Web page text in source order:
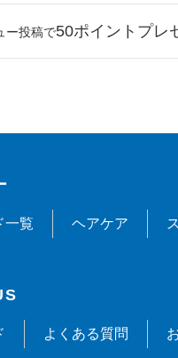
ー投稿で50ポイントプレ
一覧 ヘアケア
よくある質問